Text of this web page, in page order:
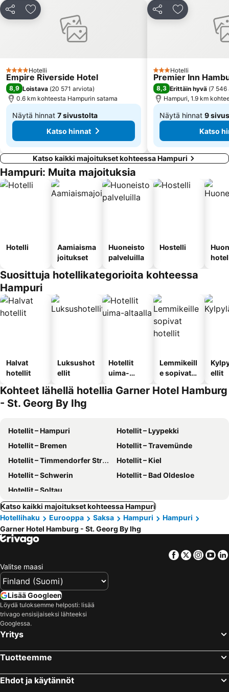
Stephansplatz Metro Station
Eppendorfer Baum Metro Station
ZOB Bus-Port Hamburg
Alsterdorf
Altonaer Volkspark
Jaa Lisää suosikkeihin
4 Tähtiluokitus
Hotelli
Empire Riverside Hotel
8,9 Loistava (20 571 arviota)
0.6 km kohteesta Hampurin satama
Näytä hinnat 7 sivustolta
Alkaen
178 € Katso hinnat
Jaa Lisää
3 Tähtiluokitus
Hotelli
Premier Inn
8,3 Erittäin hyvä (7 546
Hampuri, 1.9 km
Näytä hinnat 9
Alkaen
55 € Katso
Katso kaikki majoitukset kohteessa Hampuri
Hampuri: Muita majoituksia
Hotelli
Aamiaisma
joitukset
Huoneisto
palveluilla
Hostelli
Suosittuja hotellikategorioita kohteessa
Hampuri
Halvat
hotellit
Luksushot
ellit
Hotellit
uima-
Lemmikeill
e sopivat
ellit
Kohteet lähellä hotellia Garner Hotel Hamburg
- St. Georg By Ihg
Hotellit – Hampuri
Hotellit – Lyypekki
Hotellit – Bremen
Hotellit – Travemünde
Hotellit – Timmendorfer Strand
Hotellit – Kiel
Hotellit – Schwerin
Hotellit – Bad Oldesloe
Hotellit – Soltau
Katso kaikki majoitukset kohteessa Hampuri
Hotellihaku
Eurooppa Saksa Hampuri
Hampuri
Garner Hotel Hamburg - St. Georg By Ihg
Facebook
Twitter
Valitse maasi
Lisää Googleen
Löydä tuloksemme helposti: lisää
trivago ensisijaiseksi lähteeksi
Googlessa.
Yritys
Tuotteemme
Ehdot ja käytännöt